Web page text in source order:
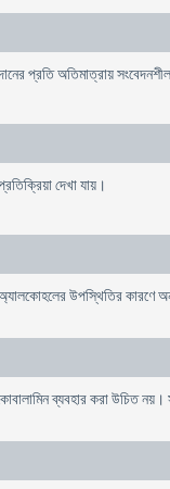
প্রতি অতিমাত্রায় সংবেদনশীল
দেখা যায়।
উপস্থিতির কারণে
ব্যবহার করা উচিত